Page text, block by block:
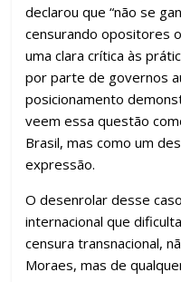
declarou que “não se
censurando opositores
uma clara crítica às
por parte de governos
posicionamento
veem essa questão
Brasil, mas como um
expressão.
O desenrolar desse
internacional que
censura transnacional,
Moraes, mas de